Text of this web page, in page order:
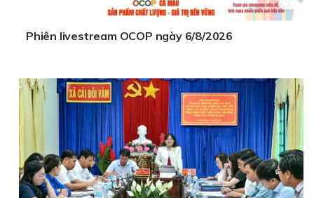
Phiên livestream OCOP ngày 6/8/2026